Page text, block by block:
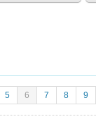
5 6 7 8 9